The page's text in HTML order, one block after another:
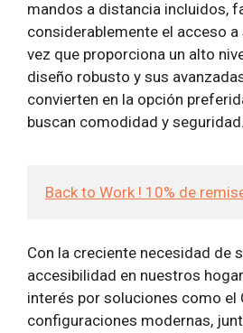
mandos a distancia incluidos,
considerablemente el acceso a
vez que proporciona un alto
diseño robusto y sus
convierten en la opción
buscan comodidad y seguridad.
Back to Work ! 10% de
Con la creciente necesidad de
accesibilidad en nuestros
interés por soluciones como el
configuraciones modernas,